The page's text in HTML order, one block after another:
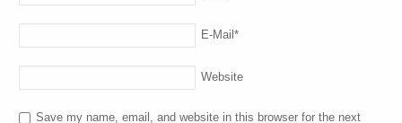
E-Mail*
Website
Save my name, email, and website in this browser for the next